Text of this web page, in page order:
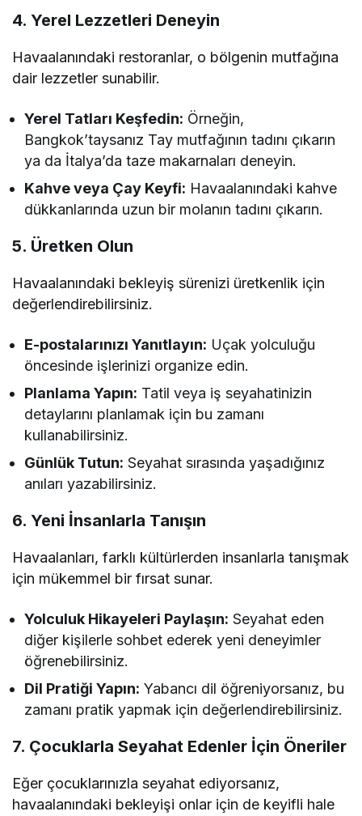
4. Yerel Lezzetleri Deneyin
Havaalanındaki restoranlar, o bölgenin mutfağına
dair lezzetler sunabilir.
Yerel Tatları Keşfedin: Örneğin,
Bangkok’taysanız Tay mutfağının tadını çıkarın
ya da İtalya’da taze makarnaları deneyin.
Kahve veya Çay Keyfi: Havaalanındaki kahve
dükkanlarında uzun bir molanın tadını çıkarın.
5. Üretken Olun
Havaalanındaki bekleyiş sürenizi üretkenlik için
değerlendirebilirsiniz.
E-postalarınızı Yanıtlayın: Uçak yolculuğu
öncesinde işlerinizi organize edin.
Planlama Yapın: Tatil veya iş seyahatinizin
detaylarını planlamak için bu zamanı
kullanabilirsiniz.
Günlük Tutun: Seyahat sırasında yaşadığınız
anıları yazabilirsiniz.
6. Yeni İnsanlarla Tanışın
Havaalanları, farklı kültürlerden insanlarla tanışmak
için mükemmel bir fırsat sunar.
Yolculuk Hikayeleri Paylaşın: Seyahat eden
diğer kişilerle sohbet ederek yeni deneyimler
öğrenebilirsiniz.
Dil Pratiği Yapın: Yabancı dil öğreniyorsanız, bu
zamanı pratik yapmak için değerlendirebilirsiniz.
7. Çocuklarla Seyahat Edenler İçin Öneriler
Eğer çocuklarınızla seyahat ediyorsanız,
havaalanındaki bekleyişi onlar için de keyifli hale